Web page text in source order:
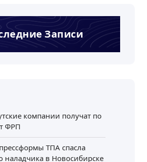
Записи
компании получат по
ФРП
ТПА спасла
наладчика в Новосибирске